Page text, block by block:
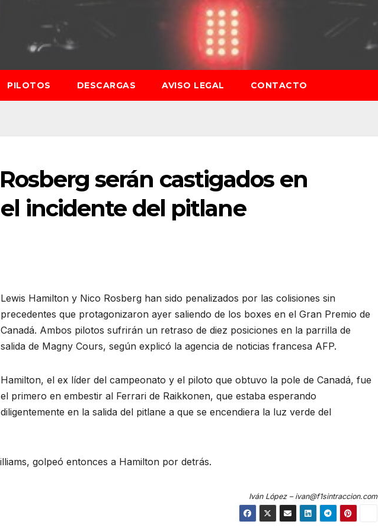
PILOTOS DESCARGAS AVISO LEGAL CONTACTO
serán castigados en
incidente del pitlane
Lewis Hamilton y Nico Rosberg han sido penalizados por las colisiones sin
precedentes que protagonizaron ayer saliendo de los boxes en el Gran Premio de
Canadá. Ambos pilotos sufrirán un retraso de diez posiciones en la parrilla de
salida de Magny Cours, según explicó la agencia de noticias francesa AFP.
Hamilton, el ex líder del campeonato y el piloto que obtuvo la pole de Canadá, fue
el primero en embestir al Ferrari de Raikkonen, que estaba esperando
diligentemente en la salida del pitlane a que se encendiera la luz verde del
golpeó entonces a Hamilton por detrás.
Iván López – ivan@f1sintraccion.com